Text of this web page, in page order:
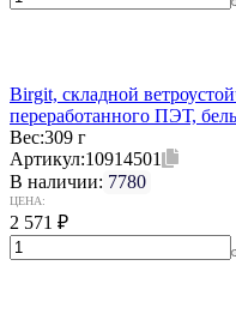
Birgit, складной
переработанного ПЭТ,
Вес:309 г
Артикул:10914501
В наличии: 7780
ЦЕНА:
2 571 ₽